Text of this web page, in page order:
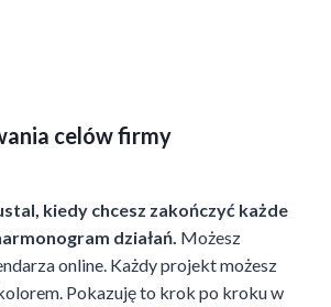
celów firmy
kiedy chcesz zakończyć każde
działań. Możesz
online. Każdy projekt możesz
Pokazuję to krok po kroku w